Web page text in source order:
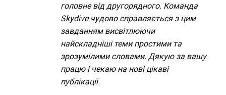
головне від другорядного. Команда
Skydive чудово справляється з цим
завданням висвітлюючи
найскладніші теми простими та
зрозумілими словами. Дякую за вашу
працю і чекаю на нові цікаві
публікації.